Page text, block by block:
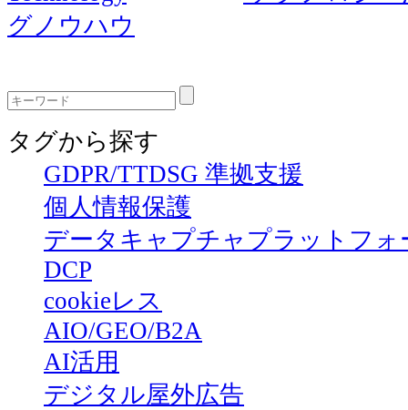
グノウハウ
タグから探す
GDPR/TTDSG 準拠支援
個人情報保護
データキャプチャプラットフォ
DCP
cookieレス
AIO/GEO/B2A
AI活用
デジタル屋外広告